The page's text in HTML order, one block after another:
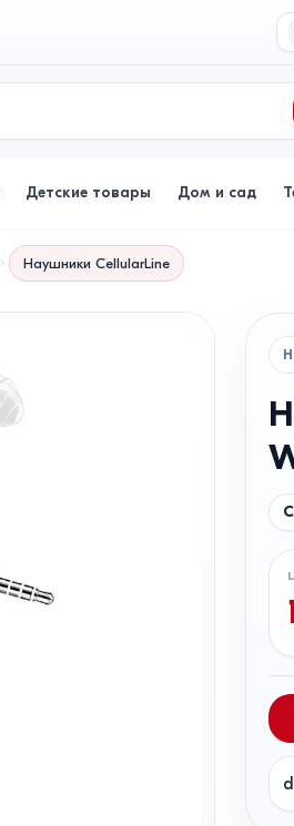
Детские товары Дом и сад
Наушники CellularLine